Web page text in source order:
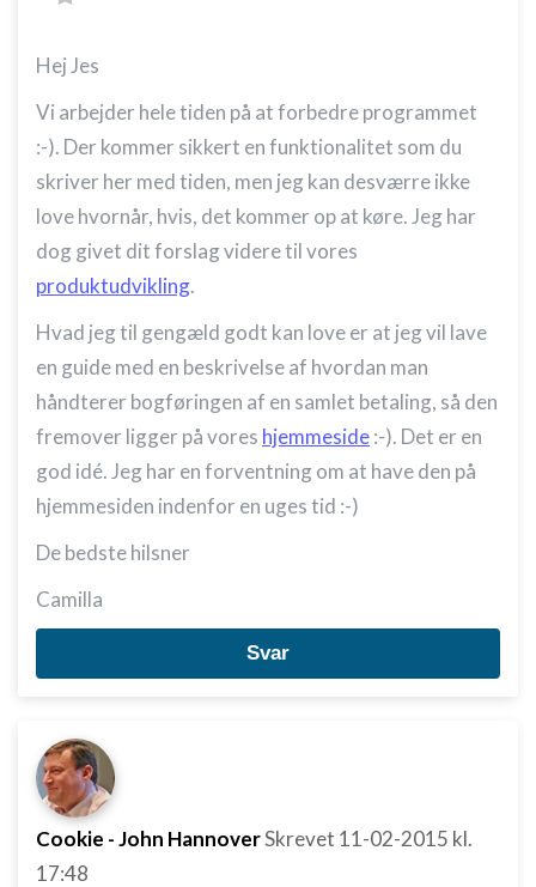
Hej Jes
Vi arbejder hele tiden på at forbedre programmet
:-). Der kommer sikkert en funktionalitet som du
skriver her med tiden, men jeg kan desværre ikke
love hvornår, hvis, det kommer op at køre. Jeg har
dog givet dit forslag videre til vores
produktudvikling.
Hvad jeg til gengæld godt kan love er at jeg vil lave
en guide med en beskrivelse af hvordan man
håndterer bogføringen af en samlet betaling, så den
fremover ligger på vores hjemmeside:-). Det er en
god idé. Jeg har en forventning om at have den på
hjemmesiden indenfor en uges tid :-)
De bedste hilsner
Camilla
Svar
Cookie - John HannoverSkrevet 11-02-2015 kl.
17:48